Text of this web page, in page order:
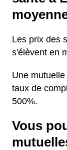
Les prix des
s'élèvent en
Une
taux de
500%.
Vous